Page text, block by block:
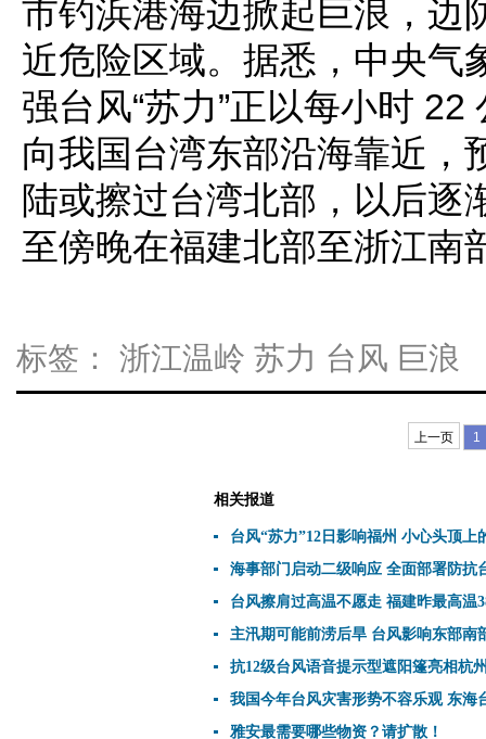
市钓浜港海边掀起巨浪，边
近危险区域。据悉，中央气
强台风“苏力”正以每小时
向我国台湾东部沿海靠近，
陆或擦过台湾北部，以后逐
至傍晚在福建北部至浙江南
标签： 浙江温岭 苏力 台风 巨浪
上一页 1
相关报道
台风“苏力”12日影响福州 小心头顶上
海事部门启动二级响应 全面部署防抗
台风擦肩过高温不愿走 福建昨最高温
主汛期可能前涝后旱 台风影响东部南
抗12级台风语音提示型遮阳篷亮相杭
我国今年台风灾害形势不容乐观 东海
雅安最需要哪些物资？请扩散！